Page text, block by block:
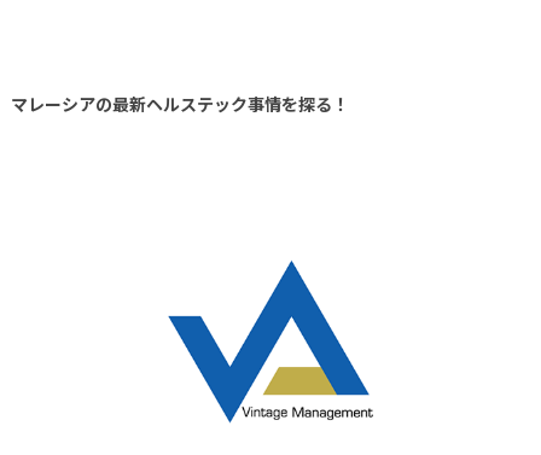
マレーシアの最新ヘルステック事情を探る！